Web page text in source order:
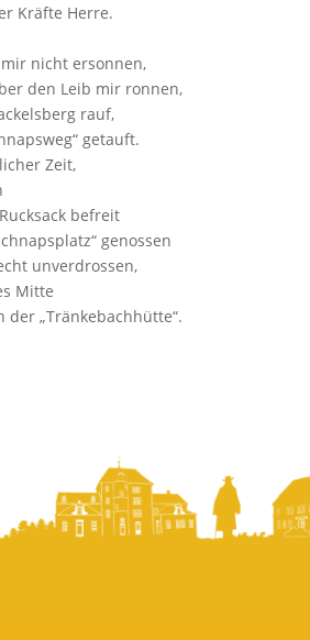
Kräfte Herre.
mir nicht ersonnen,
den Leib mir ronnen,
rauf,
getauft.
Zeit,
befreit
genossen
unverdrossen,
Mitte
„Tränkebachhütte“.